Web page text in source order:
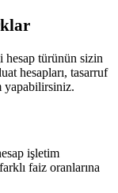
hesap türünün sizin
hesapları, tasarruf
yapabilirsiniz.
işletim
faiz oranlarına